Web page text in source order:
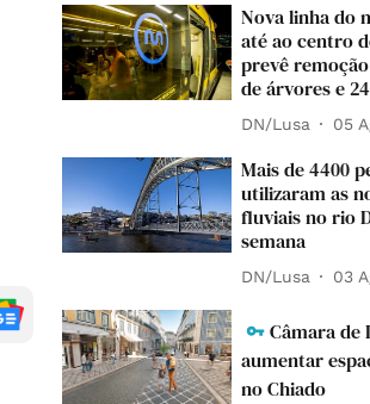
Nova linha do
até ao centro
prevê
de árvores e
DN/Lusa 05
Mais de 4400
utilizaram as
fluviais no rio
semana
DN/Lusa 03
Câmara de
aumentar
no Chiado